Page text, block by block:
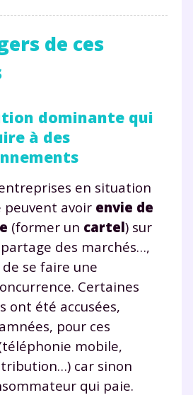
de ces
dominante qui
à des
en situation
peuvent avoir envie de
(former un cartel) sur
des marchés…,
se faire une
Certaines
ont été accusées,
pour ces
mobile,
car sinon
qui paie.